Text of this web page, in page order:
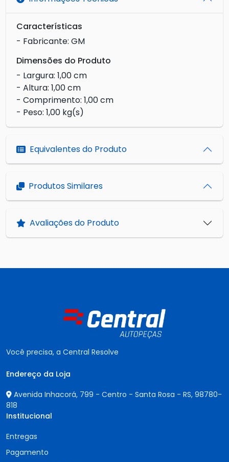
Características
- Fabricante: GM
Dimensões do Produto
- Largura: 1,00 cm
- Altura: 1,00 cm
- Comprimento: 1,00 cm
- Peso: 1,00 kg(s)
Equivalentes do Produto
Produtos Similares
Avaliações do Produto
Você precisa, a Central Resolve
Endereço da Loja
Avenida Inhacorá, 799 - Centro - Santa Rosa - RS, 98780-
818
Institucional
Entregas
Pagamento